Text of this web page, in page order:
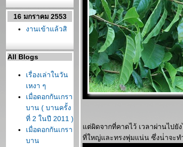
16 มกราคม 2553
งานเข้าแล้วสิ
All Blogs
เรื่องเล่าในวัน
เหงา ๆ
เมื่อดอกกันเกรา
บาน ( บานครั้ง
ที่ 2 ในปี 2011 )
เมื่อดอกกันเกรา
บาน
ต่ผิดจากที่คาดไว้ เวลาผ่านไปยั
ที่ใหญ่และทรงพุ่มแน่น ซึ่งน่่าจะท